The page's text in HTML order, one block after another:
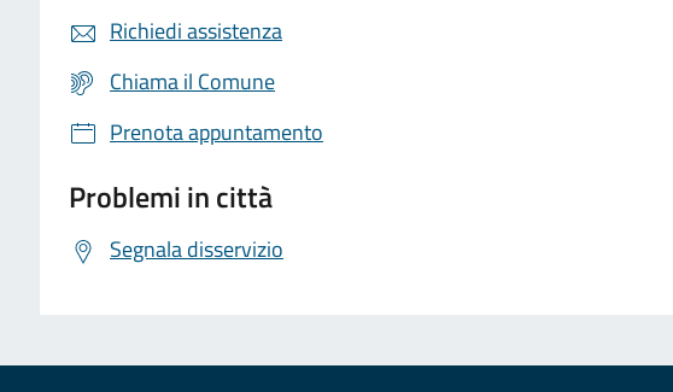
Richiedi assistenza
Chiama il Comune
Prenota appuntamento
Problemi in città
Segnala disservizio